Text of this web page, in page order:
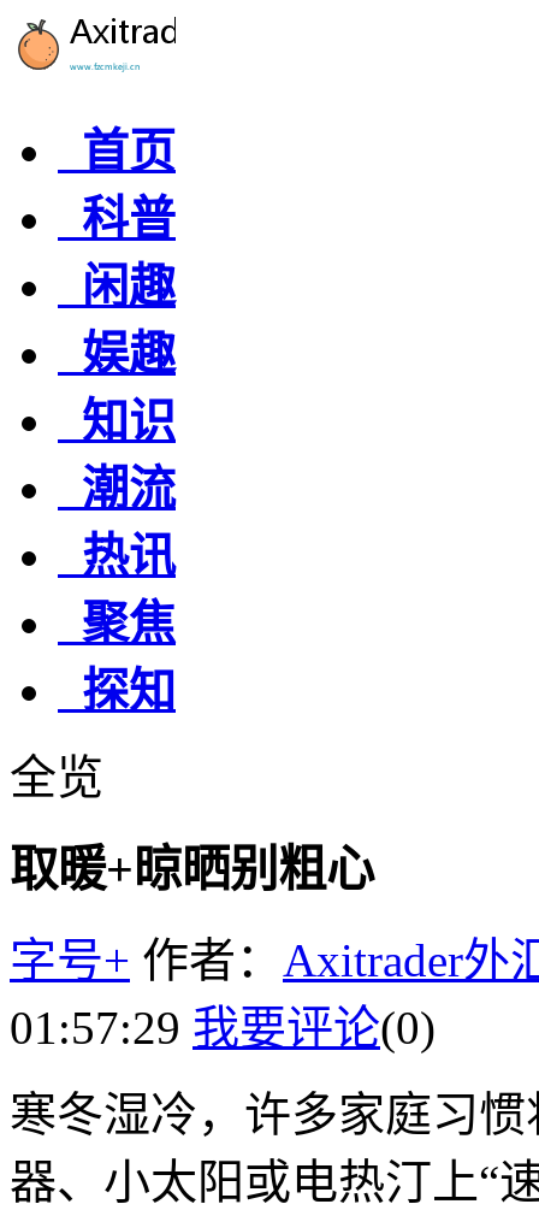
首页
科普
闲趣
娱趣
知识
潮流
热讯
聚焦
探知
全览
取暖+晾晒别粗心
字号+ 作者： Axitrader外
01:57:29 我要评论(0)
寒冬湿冷，许多家庭习
器、小太阳或电热汀上“